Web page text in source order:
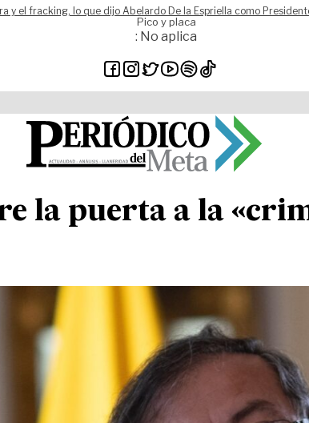
y el fracking, lo que dijo Abelardo De la Espriella como
Pico y placa
: No aplica
la puerta a la